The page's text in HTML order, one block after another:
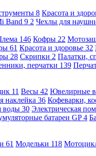
8 Красота и
Band 9 2 Чехлы для
146 Кофры 22
61 Красота и здоровье 32
28 Скрипки 2 Палатки,
перчатки 139
11 Весы 42 Ювелирные
наклейка 36 Кофеварки,
воды 30 Электрическая
батареи GP4
61 Модельки 118